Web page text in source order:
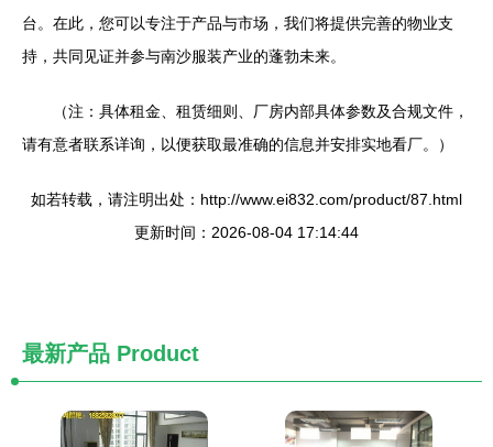
台。在此，您可以专注于产品与市场，我们将提供完善的物业支
持，共同见证并参与南沙服装产业的蓬勃未来。
（注：具体租金、租赁细则、厂房内部具体参数及合规文件，
请有意者联系详询，以便获取最准确的信息并安排实地看厂。）
如若转载，请注明出处：http://www.ei832.com/product/87.html
更新时间：2026-08-04 17:14:44
最新产品 Product